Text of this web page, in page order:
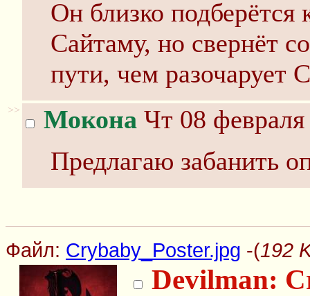
Он близко подберётся
Сайтаму, но свернёт
пути, чем разочарует
>> Мокона Чт 08
Предлагаю забанить
Файл: Crybaby_Poster.jpg -(192
Devilman: